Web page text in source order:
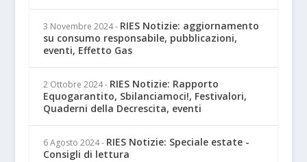
3 Novembre 2024 - RIES Notizie: aggiornamento
su consumo responsabile, pubblicazioni,
eventi, Effetto Gas
2 Ottobre 2024 - RIES Notizie: Rapporto
Equogarantito, Sbilanciamoci!, Festivalori,
Quaderni della Decrescita, eventi
6 Agosto 2024 - RIES Notizie: Speciale estate -
Consigli di lettura